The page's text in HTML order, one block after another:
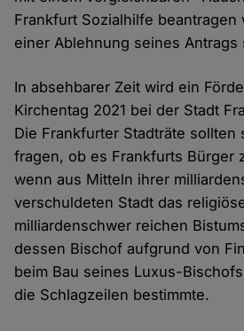
Frankfurt Sozialhilfe
einer Ablehnung seines Antrags
In absehbarer Zeit wird ein
Kirchentag 2021 bei der Stadt
Die Frankfurter Stadträte sollten
fragen, ob es Frankfurts Bürger
wenn aus Mitteln ihrer
verschuldeten Stadt das
milliardenschwer reichen
dessen Bischof aufgrund von
beim Bau seines Luxus-
die Schlagzeilen bestimmte.